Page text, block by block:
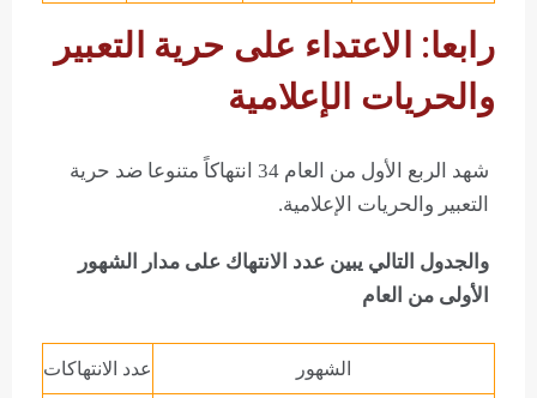
رابعا: الاعتداء على حرية التعبير
والحريات الإعلامية
شهد الربع الأول من العام 34 انتهاكاً متنوعا ضد حرية
التعبير والحريات الإعلامية.
والجدول التالي يبين عدد الانتهاك على مدار الشهور
الأولى من العام
الشهور عدد الانتهاكات